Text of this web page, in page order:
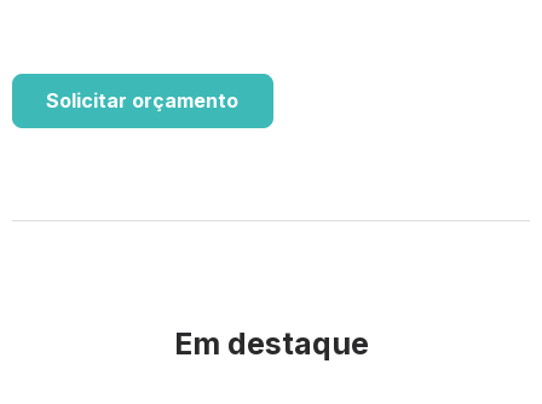
Solicitar orçamento
Em destaque